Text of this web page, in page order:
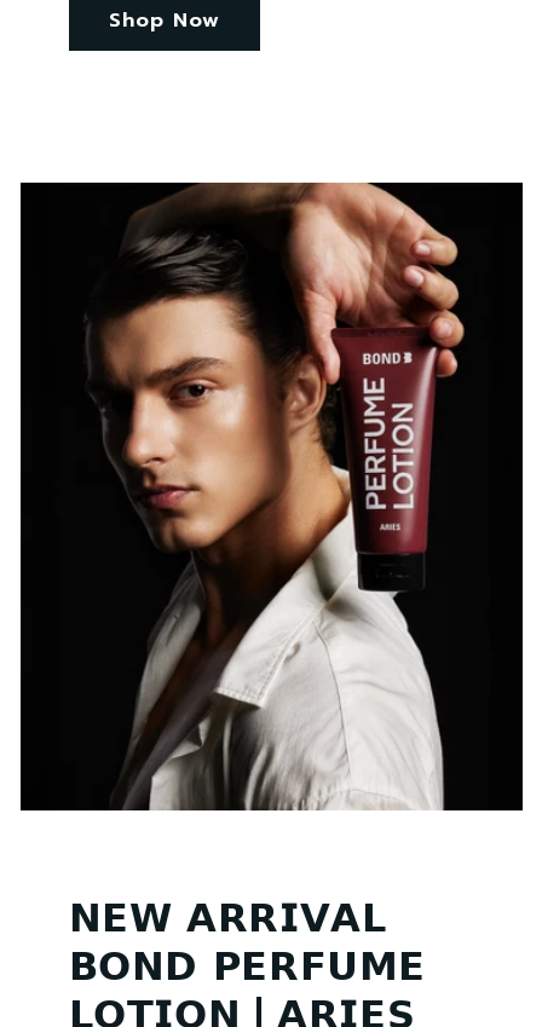
Shop Now
𝗡𝗘𝗪 𝗔𝗥𝗥𝗜𝗩𝗔𝗟 ​
𝗕𝗢𝗡𝗗 𝗣𝗘𝗥𝗙𝗨𝗠𝗘
𝗟𝗢𝗧𝗜𝗢𝗡 | 𝗔𝗥𝗜𝗘𝗦​